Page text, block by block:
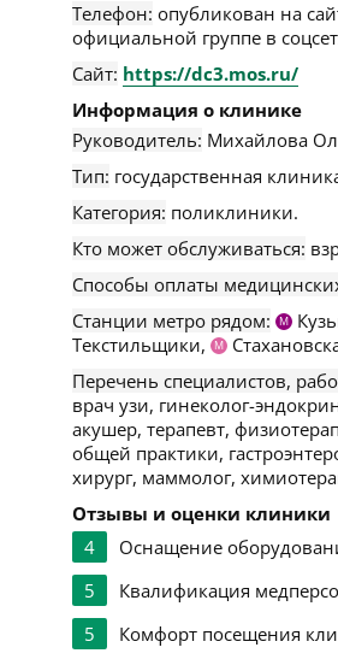
Телефон: опубликован на
официальной группе в
Сайт: https://dc3.mos.ru/
Информация о клинике
Руководитель: Михайлова
Тип: государственная
Категория: поликлиники.
Кто может обслуживаться:
Способы оплаты
Станции метро рядом:
М
Текстильщики, М
Перечень специалистов,
врач узи, гинеколог-
акушер, терапевт,
общей практики,
хирург, маммолог,
Отзывы и оценки клиники
4
Оснащение
5
Квалификация
5
Комфорт посещения